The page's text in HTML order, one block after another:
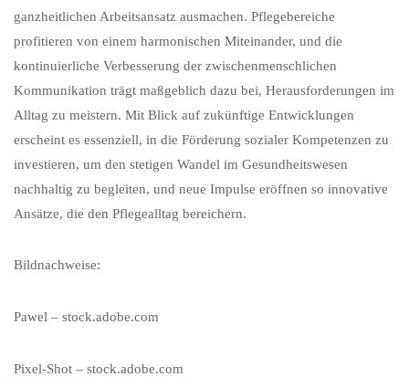
ganzheitlichen Arbeitsansatz ausmachen. Pflegebereiche
profitieren von einem harmonischen Miteinander, und die
kontinuierliche Verbesserung der zwischenmenschlichen
Kommunikation trägt maßgeblich dazu bei, Herausforderungen im
Alltag zu meistern. Mit Blick auf zukünftige Entwicklungen
erscheint es essenziell, in die Förderung sozialer Kompetenzen zu
investieren, um den stetigen Wandel im Gesundheitswesen
nachhaltig zu begleiten, und neue Impulse eröffnen so innovative
Ansätze, die den Pflegealltag bereichern.
Bildnachweise:
Pawel – stock.adobe.com
Pixel-Shot – stock.adobe.com